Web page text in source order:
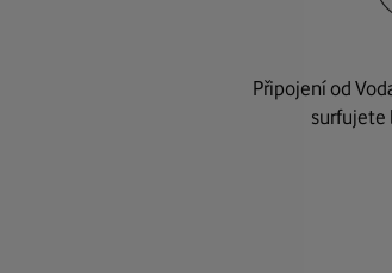
Připojení od
surfujete